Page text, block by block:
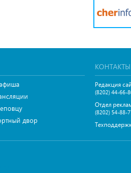
двор
КОНТАКТЫ
Редакция
(8202) 44-66-
Отдел
(8202) 54-88-